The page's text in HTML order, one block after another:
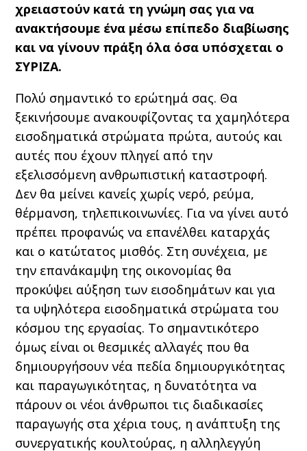
χρειαστούν κατά τη γνώμη σας για να
ανακτήσουμε ένα μέσω επίπεδο διαβίωσης
και να γίνουν πράξη όλα όσα υπόσχεται ο
ΣΥΡΙΖΑ.
Πολύ σημαντικό το ερώτημά σας. Θα
ξεκινήσουμε ανακουφίζοντας τα χαμηλότερα
εισοδηματικά στρώματα πρώτα, αυτούς και
αυτές που έχουν πληγεί από την
εξελισσόμενη ανθρωπιστική καταστροφή.
Δεν θα μείνει κανείς χωρίς νερό, ρεύμα,
θέρμανση, τηλεπικοινωνίες. Για να γίνει αυτό
πρέπει προφανώς να επανέλθει καταρχάς
και ο κατώτατος μισθός. Στη συνέχεια, με
την επανάκαμψη της οικονομίας θα
προκύψει αύξηση των εισοδημάτων και για
τα υψηλότερα εισοδηματικά στρώματα του
κόσμου της εργασίας. Το σημαντικότερο
όμως είναι οι θεσμικές αλλαγές που θα
δημιουργήσουν νέα πεδία δημιουργικότητας
και παραγωγικότητας, η δυνατότητα να
πάρουν οι νέοι άνθρωποι τις διαδικασίες
παραγωγής στα χέρια τους, η ανάπτυξη της
συνεργατικής κουλτούρας, η αλληλεγγύη